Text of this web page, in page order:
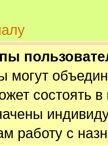
могут
состоять
работу с